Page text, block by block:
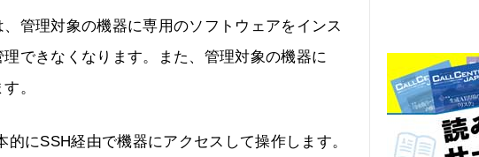
管理対象の機器に専用のソフトウェアをインス
できなくなります。また、管理対象の機器に
。
にSSH経由で機器にアクセスして操作します。